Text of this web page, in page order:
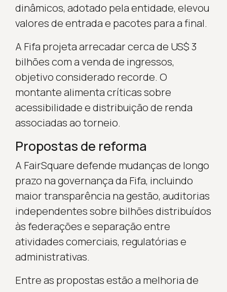
dinâmicos, adotado pela entidade, elevou
valores de entrada e pacotes para a final.
A Fifa projeta arrecadar cerca de US$ 3
bilhões com a venda de ingressos,
objetivo considerado recorde. O
montante alimenta críticas sobre
acessibilidade e distribuição de renda
associadas ao torneio.
Propostas de reforma
A FairSquare defende mudanças de longo
prazo na governança da Fifa, incluindo
maior transparência na gestão, auditorias
independentes sobre bilhões distribuídos
às federações e separação entre
atividades comerciais, regulatórias e
administrativas.
Entre as propostas estão a melhoria de